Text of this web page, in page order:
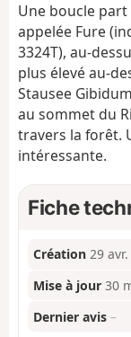
Une boucle
appelée Fure
3324T), au-
plus élevé au-
Stausee
au sommet du
travers la forêt.
intéressante.
Fiche
Création 29
Mise à jour 30
Dernier avis –